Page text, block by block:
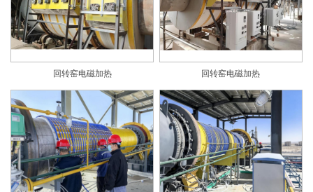
回转窑电磁加热 回转窑电磁加热